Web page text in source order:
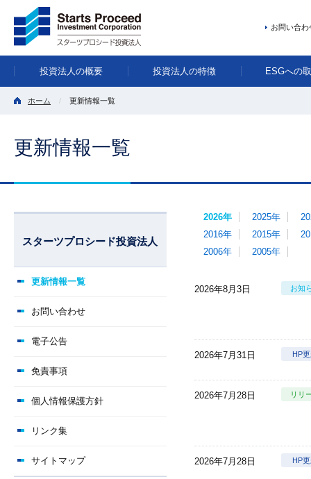
お問い合わ
投資法人の概要 投資法人の特徴 ESGへの
ホーム 更新情報一覧
更新情報一覧
2026年 2025年
2016年
2015年
2006年
2005年
2026年8月3日 お知
2026年7月31日 HP
2026年7月28日 リリ
2026年7月28日 HP
スターツプロシード投資法人
更新情報一覧
お問い合わせ
電子公告
免責事項
個人情報保護方針
リンク集
サイトマップ